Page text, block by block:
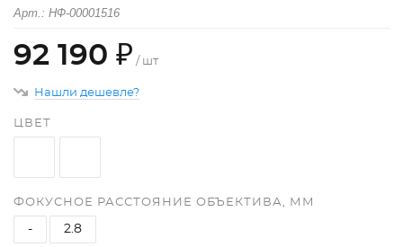
Арт.: НФ-00001516
92 190 ₽ / шт
Нашли дешевле?
ЦВЕТ
ФОКУСНОЕ РАССТОЯНИЕ ОБЪЕКТИВА, ММ
- 2.8